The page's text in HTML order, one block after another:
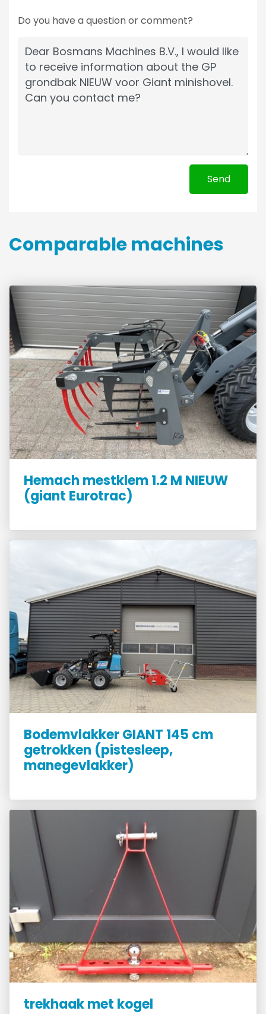
Do you have a question or comment?
Send
Comparable machines
Hemach mestklem 1.2 M NIEUW
(giant Eurotrac)
Bodemvlakker GIANT 145 cm
getrokken (pistesleep,
manegevlakker)
trekhaak met kogel